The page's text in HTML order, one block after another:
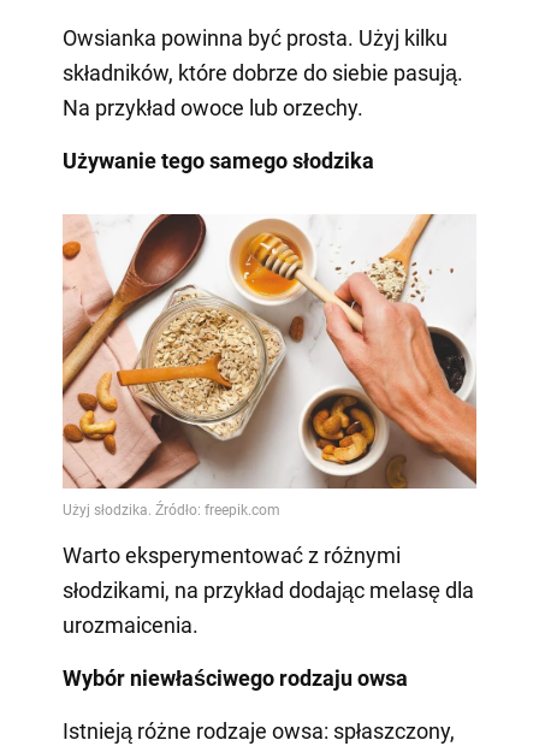
Owsianka powinna być prosta. Użyj kilku
składników, które dobrze do siebie pasują.
Na przykład owoce lub orzechy.
Używanie tego samego słodzika
Warto eksperymentować z różnymi
słodzikami, na przykład dodając melasę dla
urozmaicenia.
Wybór niewłaściwego rodzaju owsa
Istnieją różne rodzaje owsa: spłaszczony,